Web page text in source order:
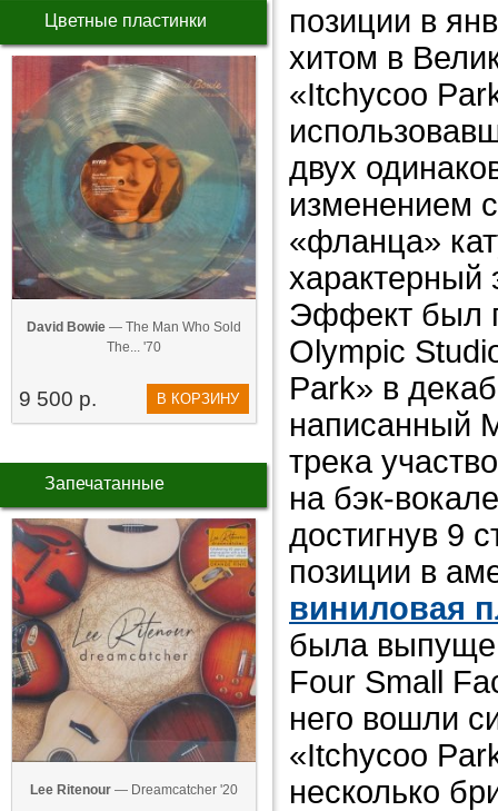
Цветные пластинки
David Bowie — The Man Who Sold
The... '70
9 500 р. В КОРЗИНУ
Запечатанные
Lee Ritenour — Dreamcatcher '20
позиции в
хитом в
«Itchycoo
двух
изменением
«фланца»
характерный
Эффект был
Olympic
Park» в
написанный
трека
на бэк-
достигнув 9
позиции в
виниловая
была
Four Small
него вошли
«Itchycoo
несколько